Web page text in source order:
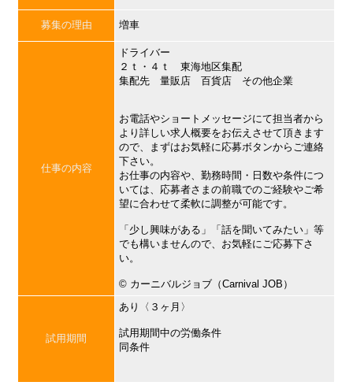
募集の理由 増車
仕事の内容
ドライバー
２ｔ・４ｔ 東海地区集配
集配先 量販店 百貨店 その他企業
お電話やショートメッセージにて担当者から
より詳しい求人概要をお伝えさせて頂きます
ので、まずはお気軽に応募ボタンからご連絡
下さい。
お仕事の内容や、勤務時間・日数や条件につ
いては、応募者さまの前職でのご経験やご希
望に合わせて柔軟に調整が可能です。
「少し興味がある」「話を聞いてみたい」等
でも構いませんので、お気軽にご応募下さ
い。
©︎ カーニバルジョブ（Carnival JOB）
試用期間
あり〈３ヶ月〉
試用期間中の労働条件
同条件